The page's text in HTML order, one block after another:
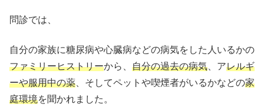
問診では、
自分の家族に糖尿病や心臓病などの病気をした人いるかの
ファミリーヒストリーから、 自分の過去の病気 、アレルギ
ーや服用中の薬 、そしてペットや喫煙者がいるかなどの家
庭環境を聞かれました。